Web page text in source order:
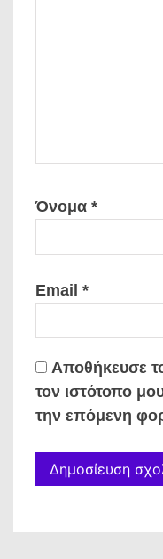
Όνομα *
Email *
Αποθήκευσε
τον ιστότοπο
την επόμενη